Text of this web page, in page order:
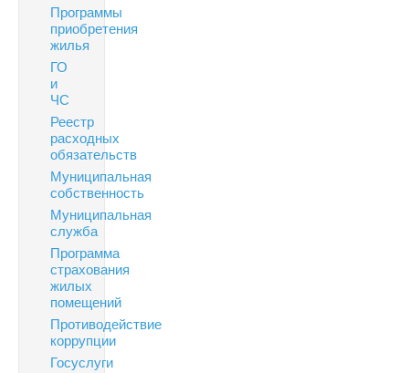
Программы
приобретения
жилья
ГО
и
ЧС
Реестр
расходных
обязательств
Муниципальная
собственность
Муниципальная
служба
Программа
страхования
жилых
помещений
Противодействие
коррупции
Госуслуги